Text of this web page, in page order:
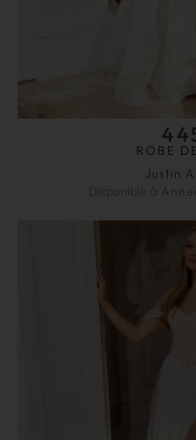
ROBE
Justin
Disponible à